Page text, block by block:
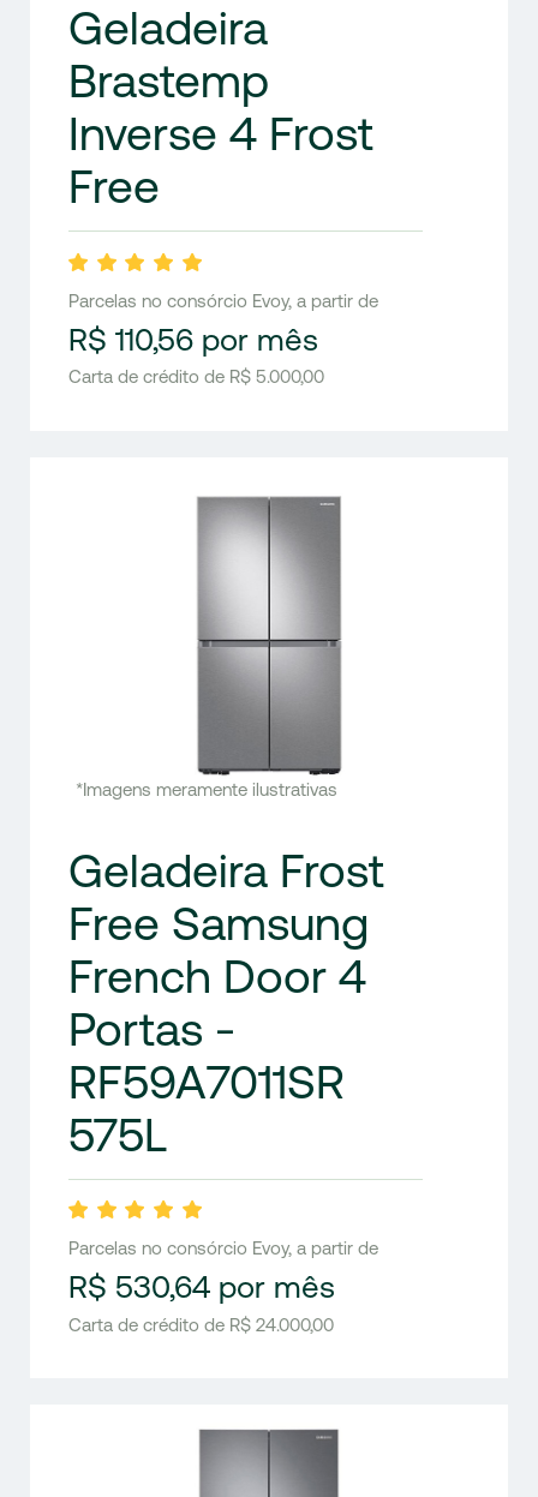
Geladeira
Brastemp
Inverse 4 Frost
Free
Parcelas no consórcio Evoy, a partir de
R$ 110,56 por mês
Carta de crédito de R$ 5.000,00
*Imagens meramente ilustrativas
Geladeira Frost
Free Samsung
French Door 4
Portas -
RF59A7011SR
575L
Parcelas no consórcio Evoy, a partir de
R$ 530,64 por mês
Carta de crédito de R$ 24.000,00